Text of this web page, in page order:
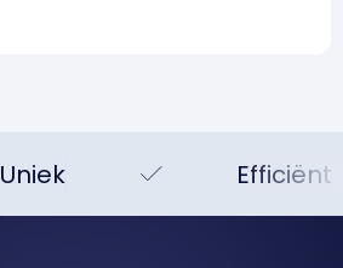
Uniek Efficiënt